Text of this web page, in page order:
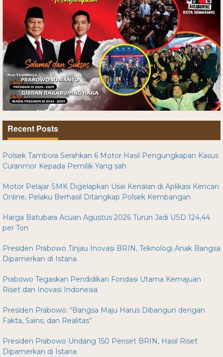
Recent Posts
Polsek Tambora Serahkan 6 Motor Hasil Pengungkapan Kasus
Curanmor Kepada Pemilik Yang sah
Motor Pelajar SMK Digelapkan Usai Kenalan di Aplikasi Kencan
Online, Pelaku Berhasil Ditangkap Polsek Kembangan
Harga Batubara Acuan Agustus 2026 Turun Jadi USD 124,44
per Ton
Presiden Prabowo Tinjau Inovasi BRIN, Teknologi Anak Bangsa
Dipamerkan di Istana
Prabowo Tegaskan Pendidikan Fondasi Utama Kemajuan
Riset dan Inovasi Indonesia
Presiden Prabowo: “Bangsa Maju Harus Dibangun dengan
Fakta, Sains, dan Realitas”
Presiden Prabowo Undang 150 Periset BRIN, Hasil Riset
Dipamerkan di Istana